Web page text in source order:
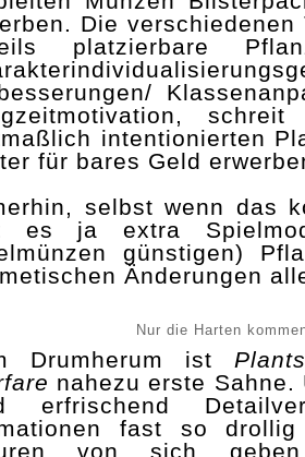
Die
platzierbare
intentionierten
für bares Geld
selbst wenn das
es ja extra
günstigen)
Änderungen
Nur die Harten
Drumherum ist
nahezu erste Sahne.
erfrischend
fast so
von sich